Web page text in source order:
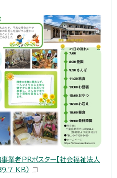
業者PRポスター【社会福祉法人
KB）